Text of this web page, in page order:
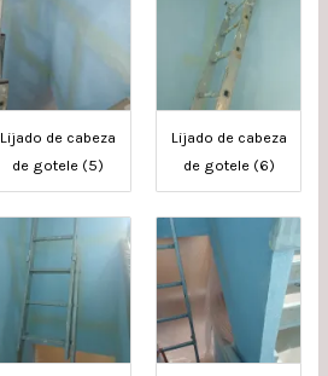
Lijado de cabeza
de gotele (5)
Lijado de cabeza
de gotele (6)